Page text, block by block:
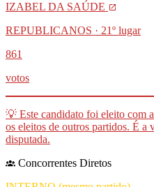
IZABEL DA SAÚDE
REPUBLICANOS · 21º lugar
861
votos
💡 Este candidato foi eleito com a
os eleitos de outros partidos. É a
disputada.
Concorrentes Diretos